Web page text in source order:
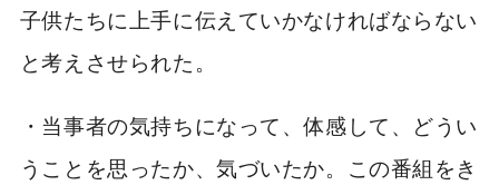
子供たちに上手に伝えていかなければならない
と考えさせられた。
・当事者の気持ちになって、体感して、どうい
うことを思ったか、気づいたか。この番組をき